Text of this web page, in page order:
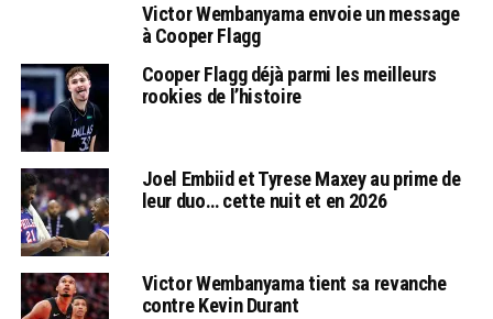
Victor Wembanyama envoie un message
à Cooper Flagg
Cooper Flagg déjà parmi les meilleurs
rookies de l’histoire
Joel Embiid et Tyrese Maxey au prime de
leur duo… cette nuit et en 2026
Victor Wembanyama tient sa revanche
contre Kevin Durant